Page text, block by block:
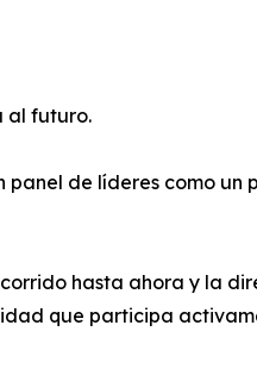
al futuro.
panel de líderes como un
hasta ahora y la
que participa